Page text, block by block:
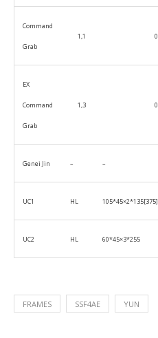
Command
Grab
1,1 0
EX
Command
Grab
1,3 0
Genei Jin – –
UC1 HL 105*45×2*135[375]
UC2 HL 60*45×3*255
FRAMES SSF4AE YUN